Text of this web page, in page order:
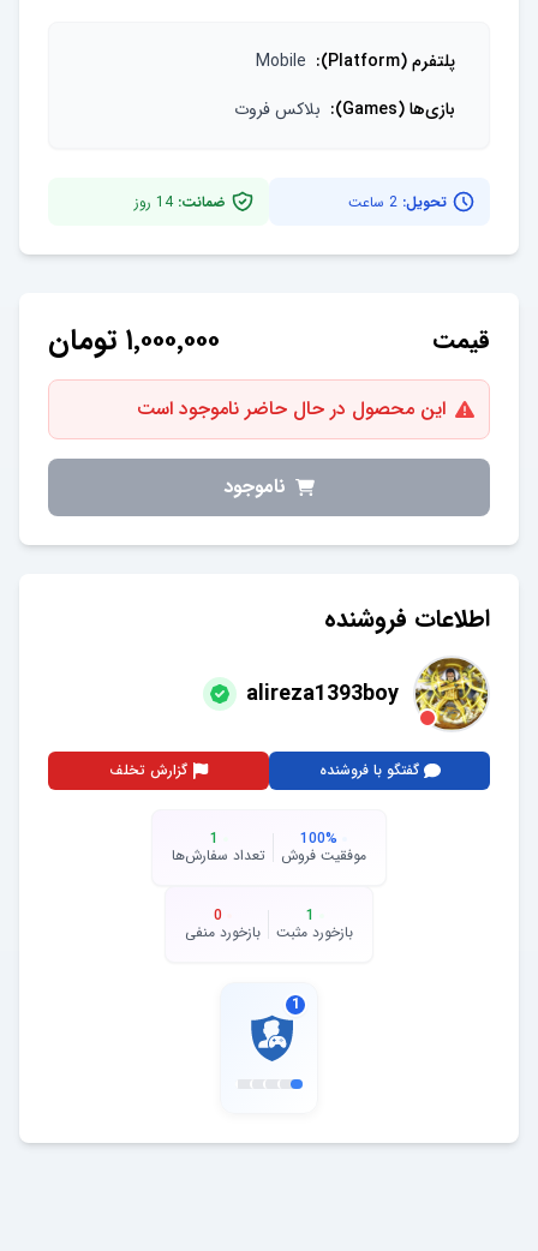
پلتفرم (Platform) :
Mobile
بازی‌ها (Games)
: بلاکس فروت
تحویل: 2 ساعت ضمانت:14 روز
قیمت ۱٬۰۰۰٬۰۰۰ تومان
این محصول در حال حاضر ناموجود است
ناموجود
اطلاعات فروشنده
alireza1393boy
گفتگو با فروشنده گزارش تخلف
100%
موفقیت فروش
1
تعداد سفارش‌ها
1
بازخورد مثبت
0
بازخورد منفی
1